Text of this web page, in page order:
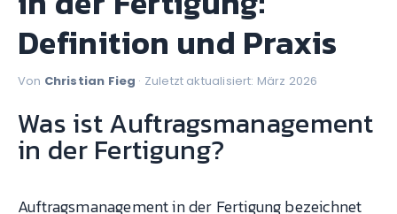
Definition und Praxis
Von Christian Fieg · Zuletzt aktualisiert: März 2026
Was ist Auftragsmanagement
in der Fertigung?
Auftragsmanagement in der Fertigung bezeichnet